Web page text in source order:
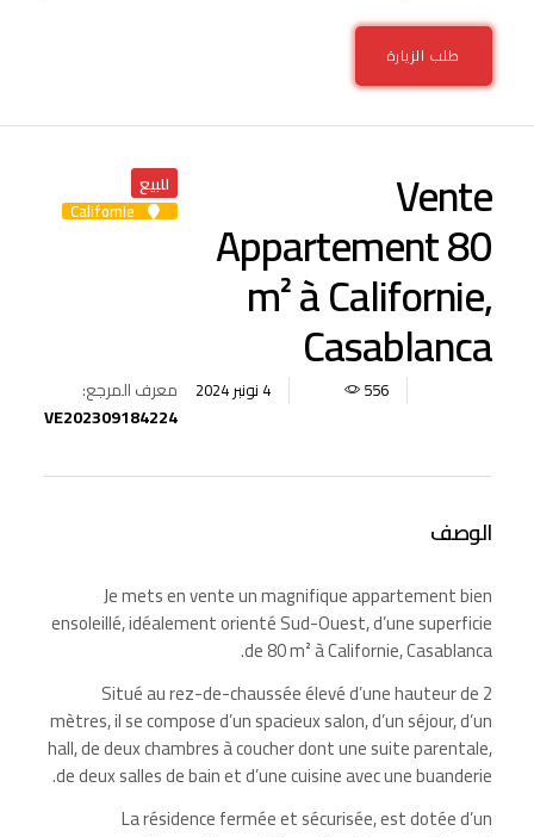
طلب الزيارة
Vente
Appartement 80
m² à Californie,
Casablanca
للبيع
Californie
4 نونبر 2024 556
معرف المرجع:
VE202309184224
الوصف
Je mets en vente un magnifique appartement bien
ensoleillé, idéalement orienté Sud-Ouest, d’une superficie
de 80 m² à Californie, Casablanca.
Situé au rez-de-chaussée élevé d’une hauteur de 2
mètres, il se compose d’un spacieux salon, d’un séjour, d’un
hall, de deux chambres à coucher dont une suite parentale,
de deux salles de bain et d’une cuisine avec une buanderie.
La résidence fermée et sécurisée, est dotée d’un